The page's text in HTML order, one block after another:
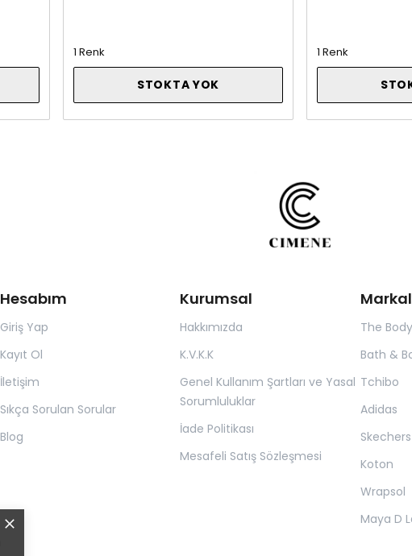
1 Renk
STOKTA YOK
1 Renk
Hesabım
Giriş Yap
Kayıt Ol
İletişim
Sıkça Sorulan Sorular
Blog
Kurumsal
Hakkımızda
K.V.K.K
Genel Kullanım Şartları ve Yasal
Sorumluluklar
İade Politikası
Mesafeli Satış Sözleşmesi
The
Bath &
Tchibo
Adidas
Skechers
Koton
Wrapsol
Maya D